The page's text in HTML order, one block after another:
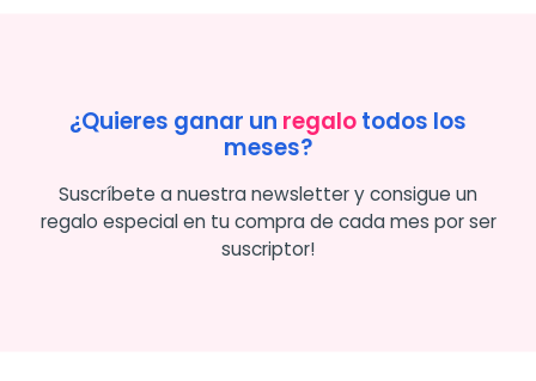
¿Quieres ganar un regalotodos los
meses?
Suscríbete a nuestra newsletter y consigue un
regalo especial en tu compra de cada mes por ser
suscriptor!